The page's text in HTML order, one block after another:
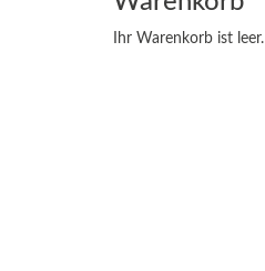
Ihr Warenkorb ist leer.